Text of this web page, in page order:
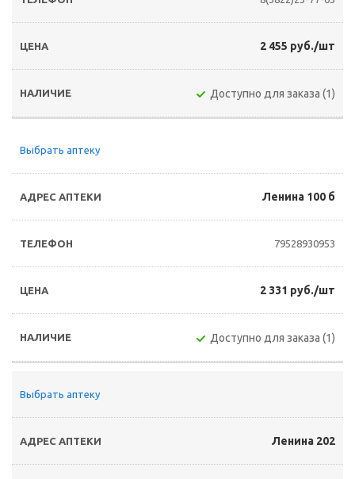
2 455 руб./шт
Доступно для заказа (1)
Выбрать аптеку
Ленина 100 б
79528930953
2 331 руб./шт
Доступно для заказа (1)
Выбрать аптеку
Ленина 202